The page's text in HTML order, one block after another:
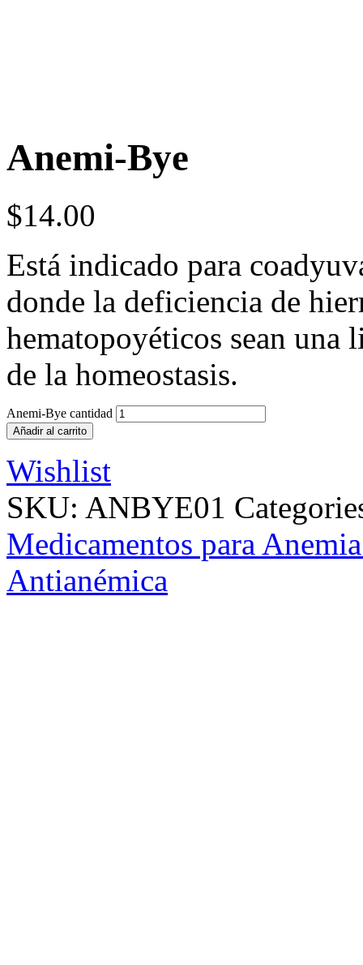
Anemi-Bye
$14.00
Está indicado para
donde la deficiencia de
hematopoyéticos sean una
de la homeostasis.
Anemi-Bye cantidad
Añadir al carrito
Wishlist
SKU: ANBYE01
Medicamentos para
Antianémica